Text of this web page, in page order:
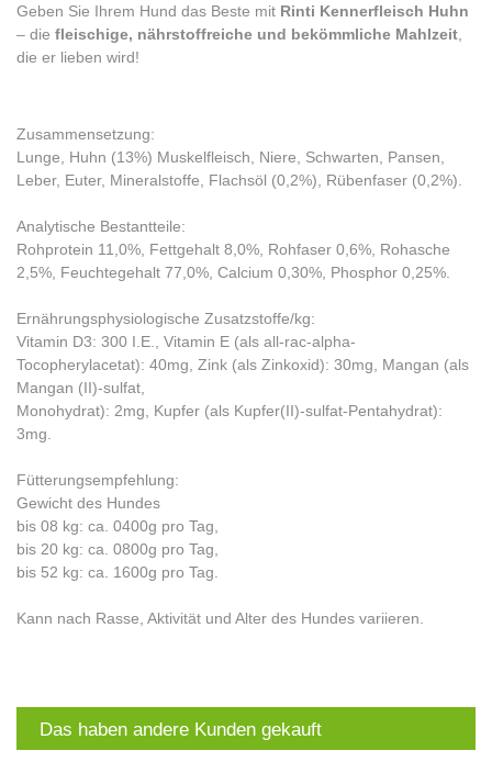
Geben Sie Ihrem Hund das Beste mit Rinti Kennerfleisch Huhn
– die fleischige, nährstoffreiche und bekömmliche Mahlzeit
die er lieben wird!
Zusammensetzung:
Lunge, Huhn (13%) Muskelfleisch, Niere, Schwarten, Pansen,
Leber, Euter, Mineralstoffe, Flachsöl (0,2%), Rübenfaser (0,2%).
Analytische Bestantteile:
Rohprotein 11,0%, Fettgehalt 8,0%, Rohfaser 0,6%, Rohasche
2,5%, Feuchtegehalt 77,0%, Calcium 0,30%, Phosphor 0,25%.
Ernährungsphysiologische Zusatzstoffe/kg:
Vitamin D3: 300 I.E., Vitamin E (als all-rac-alpha-
Tocopherylacetat): 40mg, Zink (als Zinkoxid): 30mg, Mangan (als
Mangan (II)-sulfat,
Monohydrat): 2mg, Kupfer (als Kupfer(II)-sulfat-Pentahydrat):
3mg.
Fütterungsempfehlung:
Gewicht des Hundes
bis 08 kg: ca. 0400g pro Tag,
bis 20 kg: ca. 0800g pro Tag,
bis 52 kg: ca. 1600g pro Tag.
Kann nach Rasse, Aktivität und Alter des Hundes variieren.
Das haben andere Kunden gekauft